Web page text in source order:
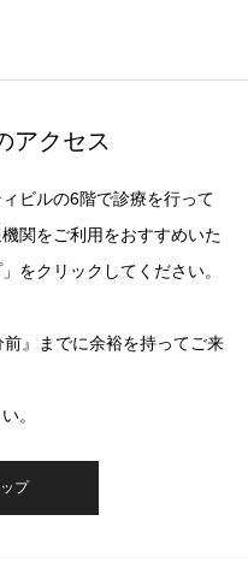
アクセス
ビルの6階で診療を行って
関をご利用をおすすめいた
をクリックしてください。
』までに余裕を持ってご来
。
プ